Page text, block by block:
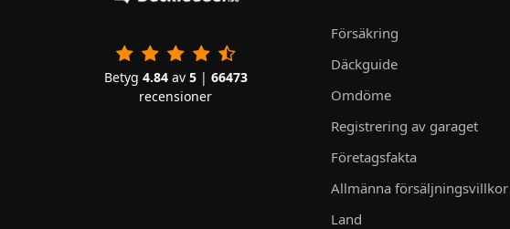
Betyg 4.84av 5| 66473
recensioner
Försäkring
Däckguide
Omdöme
Registrering av garaget
Företagsfakta
Allmänna försäljningsvillkor
Land